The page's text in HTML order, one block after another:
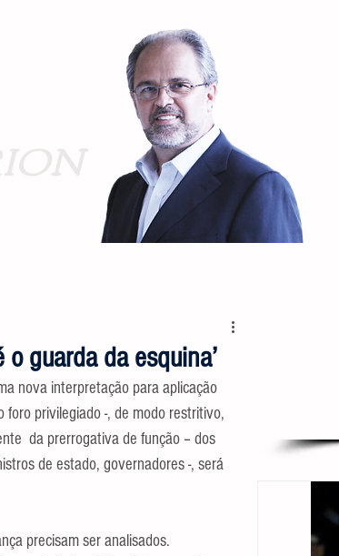
guarda da esquina’
nova interpretação para aplicação
privilegiado -, de modo restritivo,
da prerrogativa de função – dos
de estado, governadores -, será
precisam ser analisados.